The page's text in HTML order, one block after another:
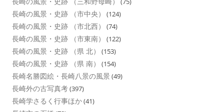
長崎の風景・史跡 （市中央） (124)
長崎の風景・史跡 （市北西） (74)
長崎の風景・史跡 （市東南） (122)
長崎の風景・史跡 （県 北） (153)
長崎の風景・史跡 （県 南） (154)
長崎名勝図絵・長崎八景の風景 (49)
長崎外の古写真考(397)
長崎学さるく行事ほか(41)